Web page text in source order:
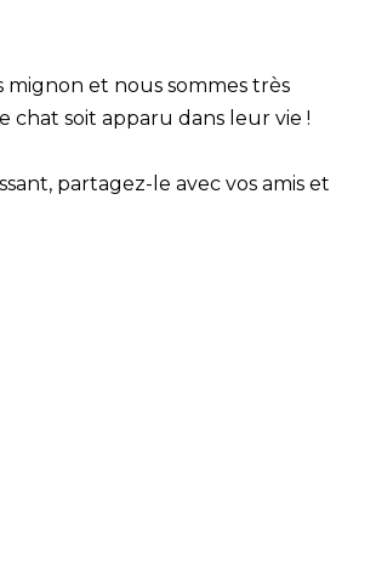
mignon et nous sommes très
chat soit apparu dans leur vie !
partagez-le avec vos amis et